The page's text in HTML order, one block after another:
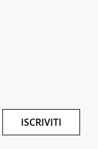
ISCRIVITI